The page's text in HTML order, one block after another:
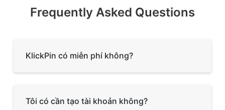
Frequently Asked Questions
KlickPin có miễn phí không?
Tôi có cần tạo tài khoản không?